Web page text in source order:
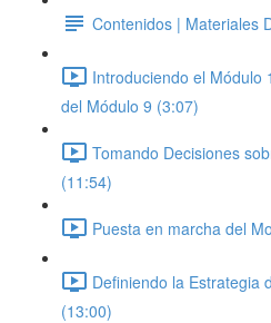
Contenidos | Materiales
Introduciendo el Módulo
del Módulo 9 (3:07)
Tomando Decisiones
(11:54)
Puesta en marcha del
Definiendo la Estrategia
(13:00)